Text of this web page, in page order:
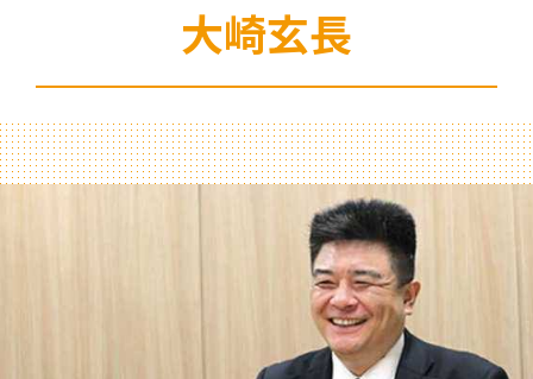
大崎玄長